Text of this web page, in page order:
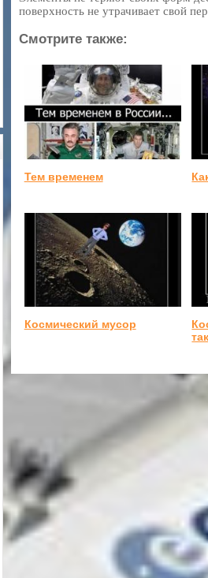
поверхность не утрачивает свой
Смотрите также:
Тем временем
Космический мусор